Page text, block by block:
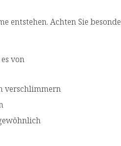
entstehen. Achten Sie
von
verschlimmern